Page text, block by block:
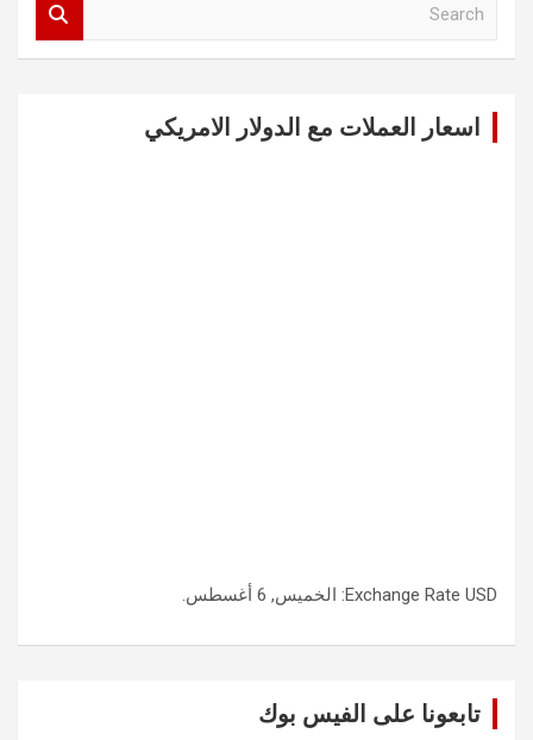
اسعار العملات مع الدولار الامريكي
Exchange Rate USD : الخميس, 6 أغسطس.
تابعونا على الفيس بوك